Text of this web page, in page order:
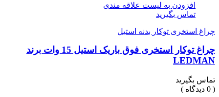
افزودن به لیست علاقه مندی
تماس بگیرید
چراغ استخری توکار بدنه استیل
چراغ توکار استخری فوق باریک استیل 15 وات برند
LEDMAN
تماس بگیرید
( 0 دیدگاه )